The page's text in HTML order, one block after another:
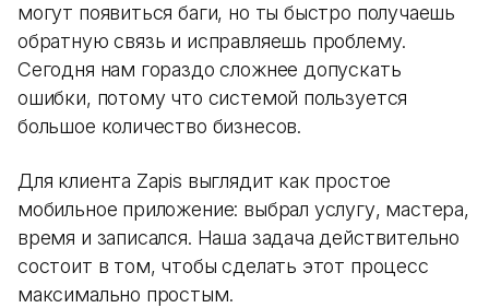
могут появиться баги, но ты быстро получаешь
обратную связь и исправляешь проблему.
Сегодня нам гораздо сложнее допускать
ошибки, потому что системой пользуется
большое количество бизнесов.
Для клиента Zapis выглядит как простое
мобильное приложение: выбрал услугу, мастера,
время и записался. Наша задача действительно
состоит в том, чтобы сделать этот процесс
максимально простым.